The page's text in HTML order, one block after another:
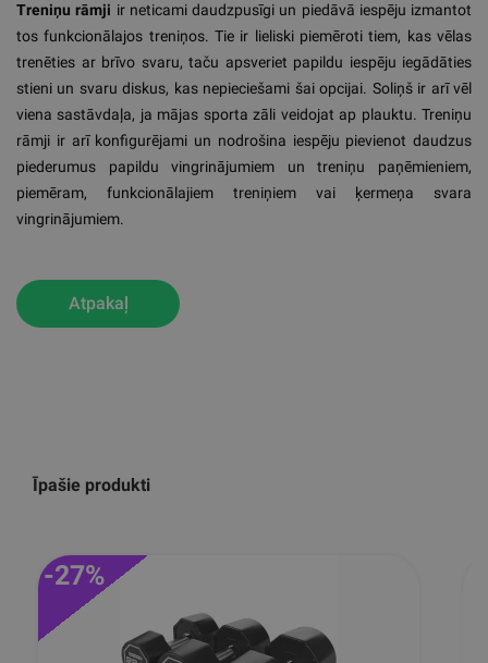
Treniņu rāmji ir neticami daudzpusīgi un piedāvā iespēju izmantot
tos funkcionālajos treniņos. Tie ir lieliski piemēroti tiem, kas vēlas
trenēties ar brīvo svaru, taču apsveriet papildu iespēju iegādāties
stieni un svaru diskus, kas nepieciešami šai opcijai. Soliņš ir arī vēl
viena sastāvdaļa, ja mājas sporta zāli veidojat ap plauktu. Treniņu
rāmji ir arī konfigurējami un nodrošina iespēju pievienot daudzus
piederumus papildu vingrinājumiem un treniņu paņēmieniem,
piemēram, funkcionālajiem treniņiem vai ķermeņa svara
vingrinājumiem.
Atpakaļ
Īpašie produkti
-27%